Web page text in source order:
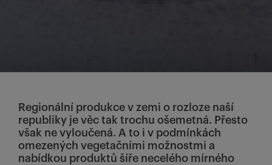
Regionální produkce v zemi o rozloze naší
republiky je věc tak trochu ošemetná. Přesto
však ne vyloučená. A to i v podmínkách
omezených vegetačními možnostmi a
nabídkou produktů šíře necelého mírného